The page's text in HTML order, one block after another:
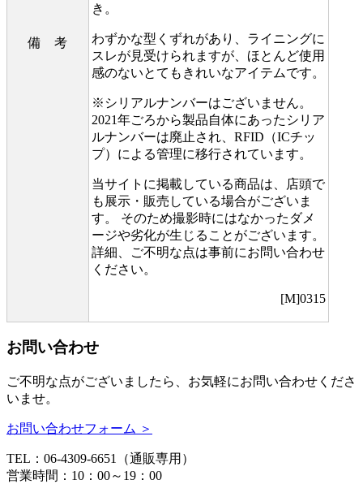
備 考
き。
わずかな型くずれがあり、ライニングに
スレが見受けられますが、ほとんど使用
感のないとてもきれいなアイテムです。
※シリアルナンバーはございません。
2021年ごろから製品自体にあったシリア
ルナンバーは廃止され、RFID（ICチッ
プ）による管理に移行されています。
当サイトに掲載している商品は、店頭で
も展示・販売している場合がございま
す。 そのため撮影時にはなかったダメ
ージや劣化が生じることがございます。
詳細、ご不明な点は事前にお問い合わせ
ください。
[M]0315
お問い合わせ
ご不明な点がございましたら、お気軽にお問い合わせくださ
いませ。
お問い合わせフォーム ＞
TEL：06-4309-6651（通販専用）
営業時間：10：00～19：00